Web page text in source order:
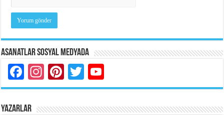
Asanatlar Sosyal Medyada
Facebook
Instagram
Pinterest
Twitter
YAZARLAR